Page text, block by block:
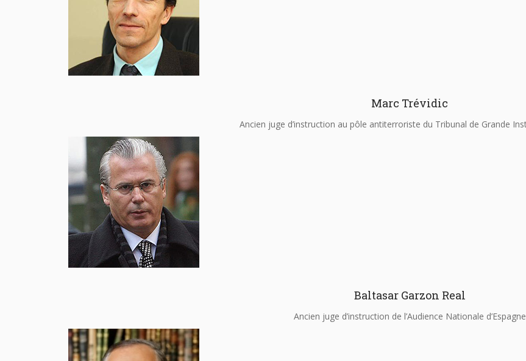
Marc Trévidic
Ancien juge d’instruction au pôle antiterroriste du Tribunal de Grande
Baltasar Garzon Real
Ancien juge d’instruction de l’Audience Nationale d’Espagne